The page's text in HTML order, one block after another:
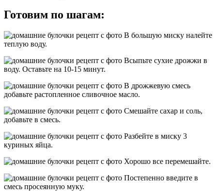
Готовим по шагам:
В большую миску налейте
теплую воду.
Всыпьте сухие дрожжи в
воду. Оставьте на 10-15 минут.
В дрожжевую смесь
добавьте растопленное сливочное масло.
Смешайте сахар и соль,
добавьте в смесь.
Разбейте в миску 3
куриных яйца.
Хорошо все перемешайте.
Постепенно введите в
смесь просеянную муку.